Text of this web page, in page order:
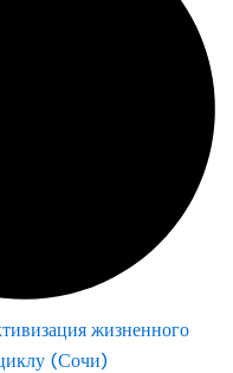
жизненного
(Сочи)